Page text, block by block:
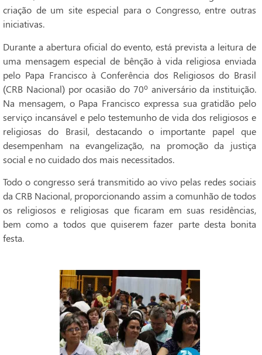
criação de um site especial para o Congresso, entre outras
iniciativas.
Durante a abertura oficial do evento, está prevista a leitura de
uma mensagem especial de bênção à vida religiosa enviada
pelo Papa Francisco à Conferência dos Religiosos do Brasil
(CRB Nacional) por ocasião do 70º aniversário da instituição.
Na mensagem, o Papa Francisco expressa sua gratidão pelo
serviço incansável e pelo testemunho de vida dos religiosos e
religiosas do Brasil, destacando o importante papel que
desempenham na evangelização, na promoção da justiça
social e no cuidado dos mais necessitados.
Todo o congresso será transmitido ao vivo pelas redes sociais
da CRB Nacional, proporcionando assim a comunhão de todos
os religiosos e religiosas que ficaram em suas residências,
bem como a todos que quiserem fazer parte desta bonita
festa.